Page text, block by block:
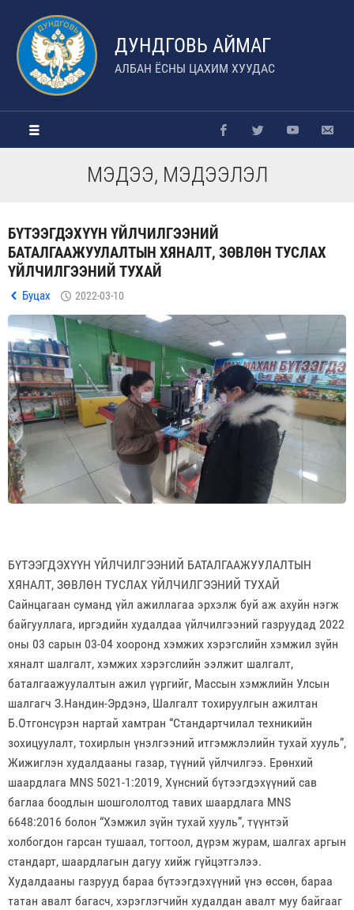
ДУНДГОВЬ АЙМАГ
АЛБАН ЁСНЫ ЦАХИМ ХУУДАС
МЭДЭЭ, МЭДЭЭЛЭЛ
БҮТЭЭГДЭХҮҮН ҮЙЛЧИЛГЭЭНИЙ
БАТАЛГААЖУУЛАЛТЫН ХЯНАЛТ, ЗӨВЛӨН ТУСЛАХ
ҮЙЛЧИЛГЭЭНИЙ ТУХАЙ
Буцах 2022-03-10
БҮТЭЭГДЭХҮҮН ҮЙЛЧИЛГЭЭНИЙ БАТАЛГААЖУУЛАЛТЫН
ХЯНАЛТ, ЗӨВЛӨН ТУСЛАХ ҮЙЛЧИЛГЭЭНИЙ ТУХАЙ
Сайнцагаан суманд үйл ажиллагаа эрхэлж буй аж ахуйн нэгж
байгууллага, иргэдийн худалдаа үйлчилгээний газруудад 2022
оны 03 сарын 03-04 хооронд хэмжих хэрэгслийн хэмжил зүйн
хяналт шалгалт, хэмжих хэрэгслийн ээлжит шалгалт,
баталгаажуулалтын ажил үүргийг, Массын хэмжлийн Улсын
шалгагч З.Нандин-Эрдэнэ, Шалгалт тохируулгын ажилтан
Б.Отгонсүрэн нартай хамтран “Стандартчилал техникийн
зохицуулалт, тохирлын үнэлгээний итгэмжлэлийн тухай хууль”,
Жижиглэн худалдааны газар, түүний үйлчилгээ. Ерөнхий
шаардлага MNS 5021-1:2019, Хүнсний бүтээгдэхүүний сав
баглаа боодлын шошгололтод тавих шаардлага MNS
6648:2016 болон “Хэмжил зүйн тухай хууль”, түүнтэй
холбогдон гарсан тушаал, тогтоол, дүрэм журам, шалгах аргын
стандарт, шаардлагын дагуу хийж гүйцэтгэлээ.
Худалдааны газрууд бараа бүтээгдэхүүний үнэ өссөн, бараа
татан авалт багасч, хэрэглэгчийн худалдан авалт муу байгааг